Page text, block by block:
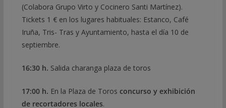
(Colabora Grupo Virto y Cocinero Santi Martínez).
Tickets 1 € en los lugares habituales: Estanco, Café
Iruña, Tris- Tras y Ayuntamiento, hasta el día 10 de
septiembre.
16:30 h. Salida charanga plaza de toros
17:00 h. En la Plaza de Toros concurso y exhibición
de recortadores locales.